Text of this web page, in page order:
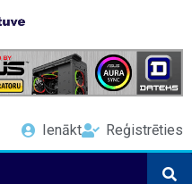
Ienākt Reģistrēties